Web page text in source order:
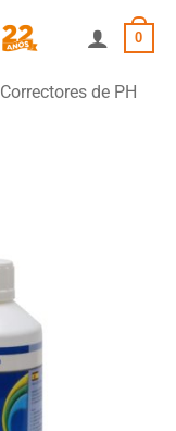
0
Correctores de PH